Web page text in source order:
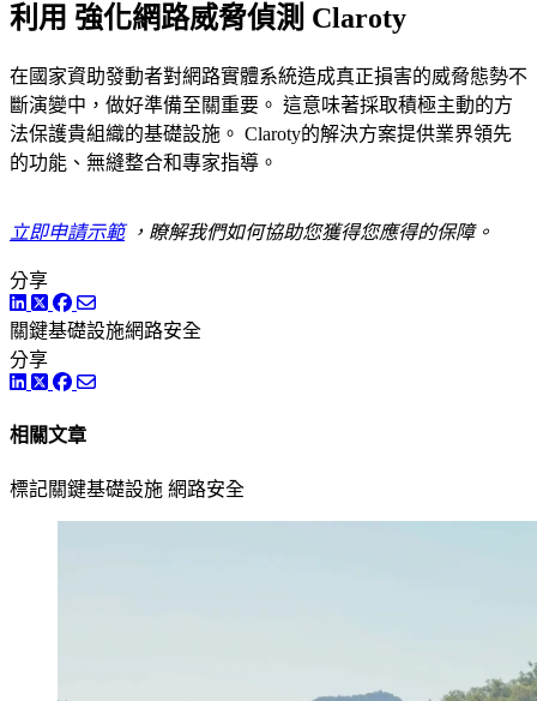
利用 強化網路威脅偵測 Claroty
在國家資助發動者對網路實體系統造成真正損害的威脅態勢不
斷演變中，做好準備至關重要。 這意味著採取積極主動的方
法保護貴組織的基礎設施。 Claroty的解決方案提供業界領先
的功能、無縫整合和專家指導。
立即申請示範，瞭解我們如何協助您獲得您應得的保障。
分享
LinkedIn
TwitterFacebook
關鍵基礎設施網路安全
分享
LinkedIn
TwitterFacebook
相關文章
標記關鍵基礎設施 網路安全